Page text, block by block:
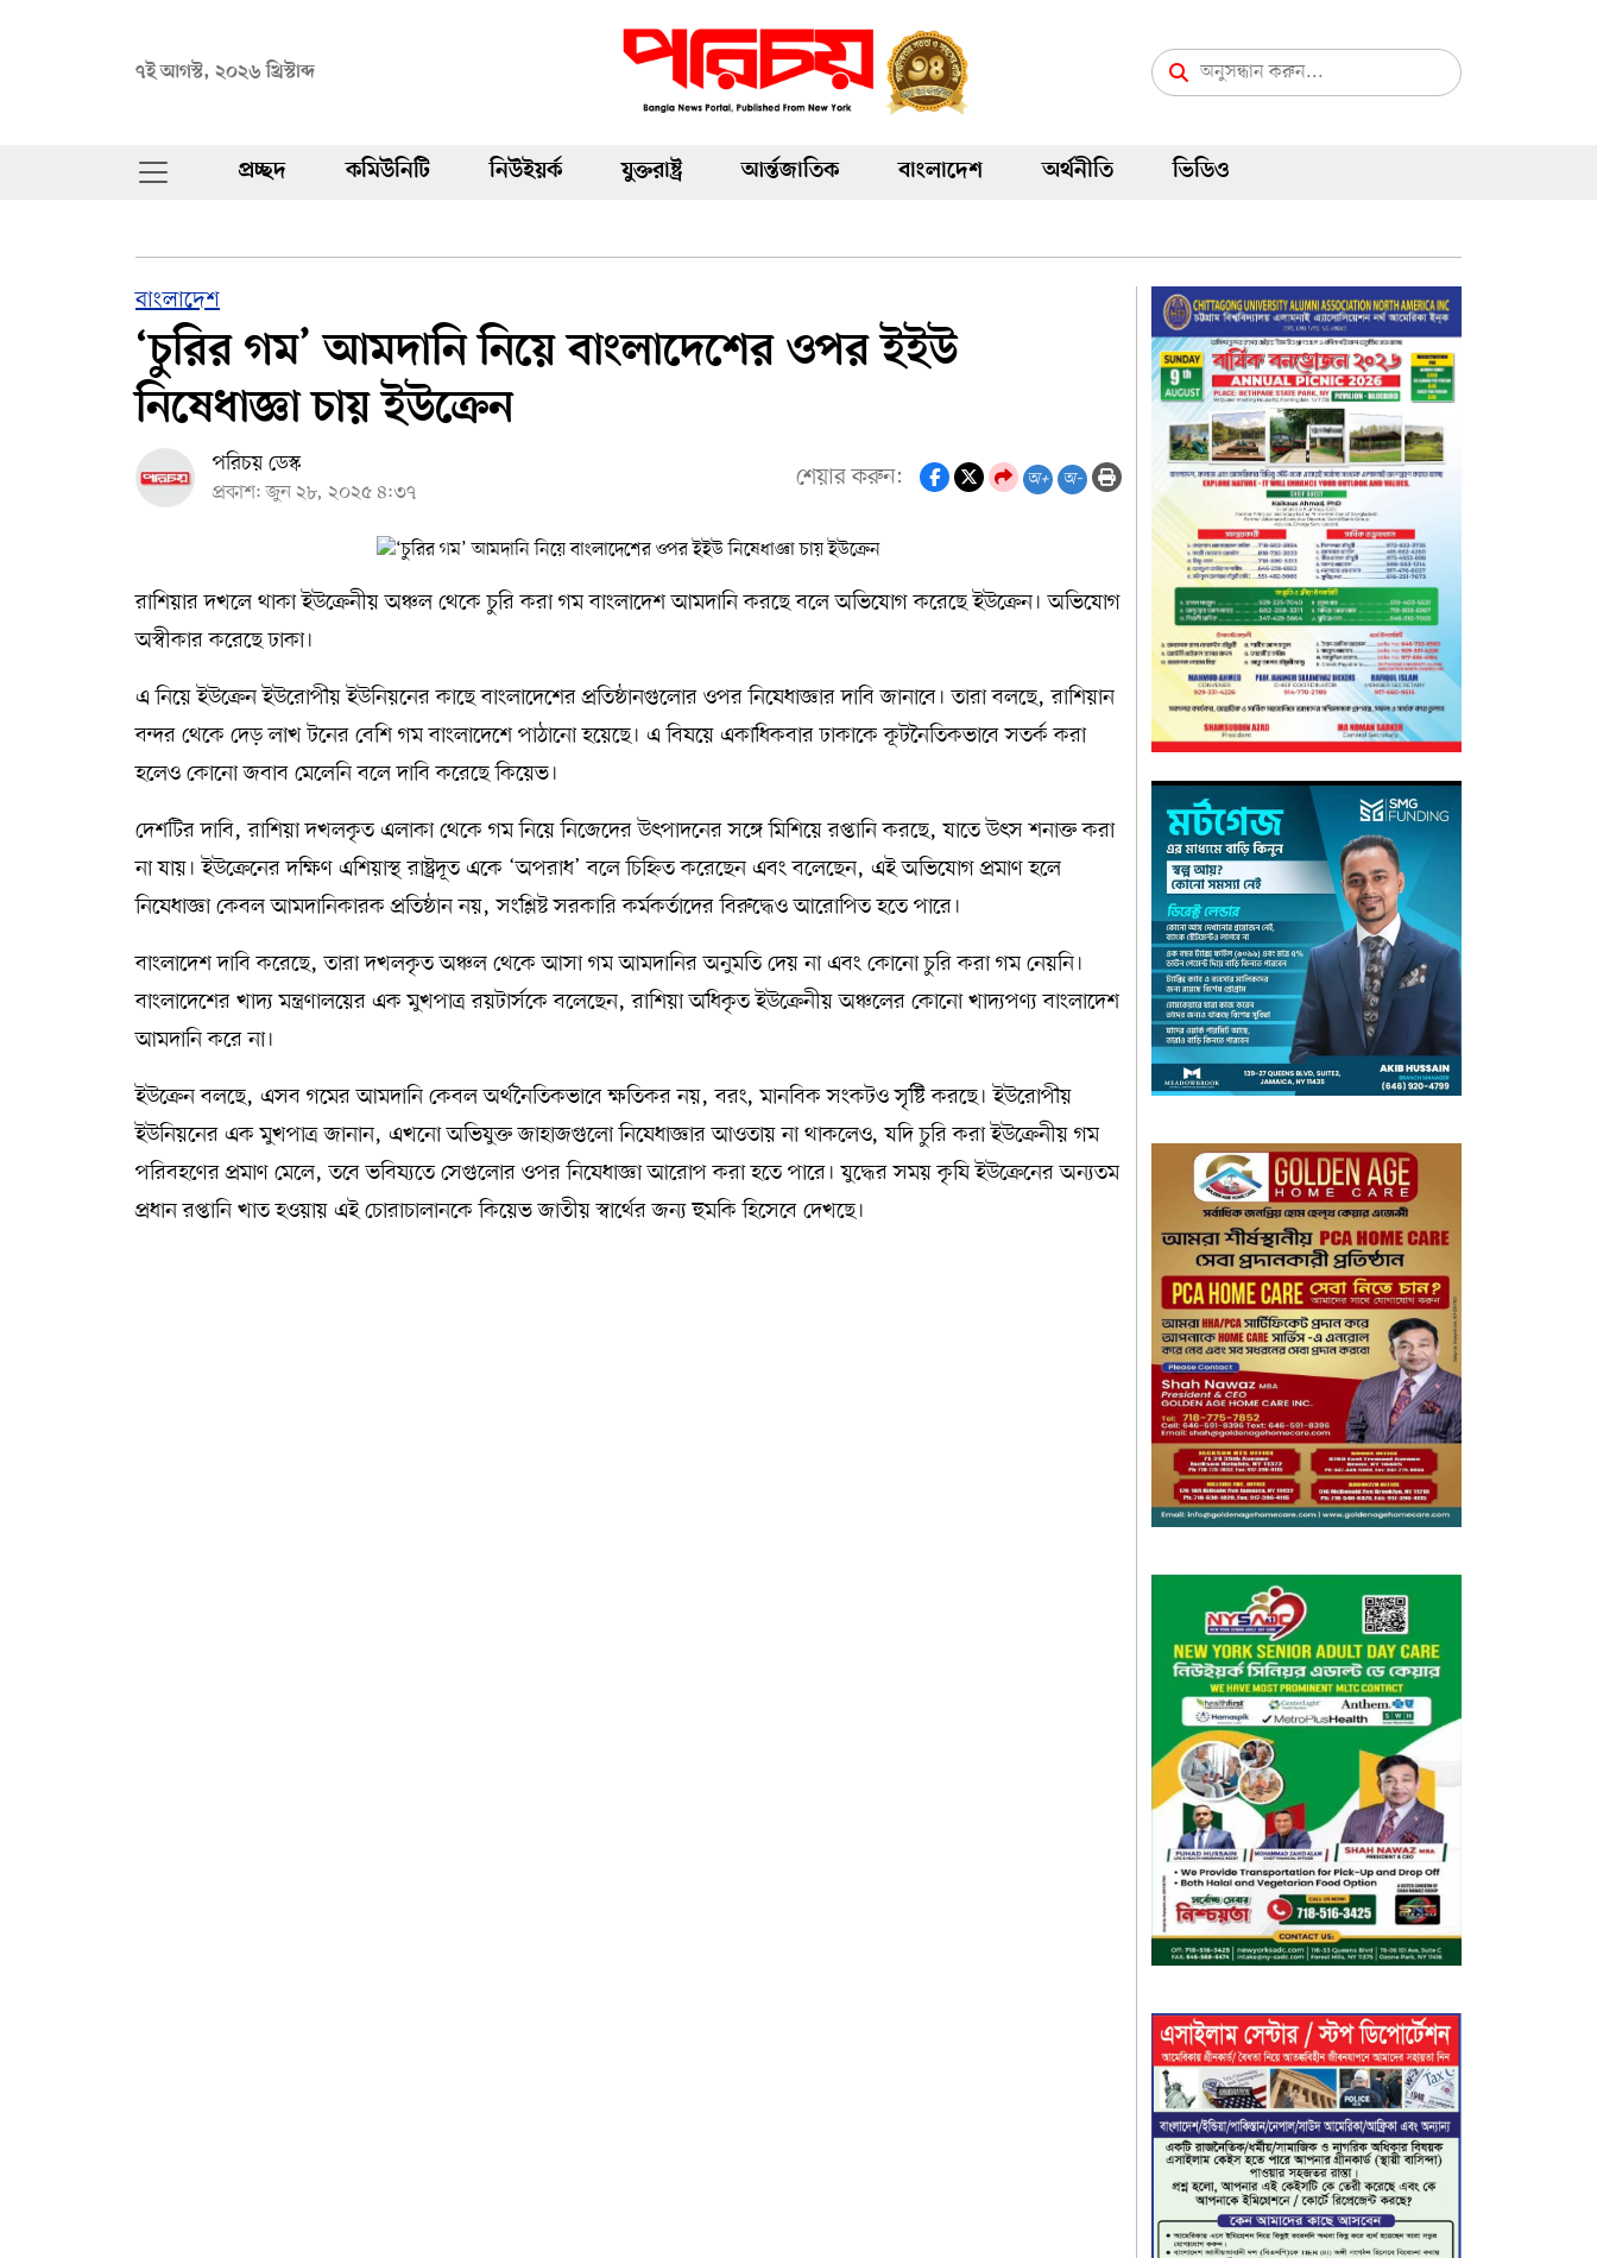
৭ই আগস্ট, ২০২৬ খ্রিস্টাব্দ
প্রচ্ছদ কমিউনিটি নিউইয়র্ক যুক্তরাষ্ট্র আর্ন্তজাতিক বাংলাদেশ অর্থনীতি ভিডিও
বাংলাদেশ
‘চুরির গম’ আমদানি নিয়ে বাংলাদেশের ওপর ইইউ
নিষেধাজ্ঞা চায় ইউক্রেন
পরিচয় ডেস্ক
প্রকাশ: জুন ২৮, ২০২৫ ৪:৩৭ শেয়ার করুন: অ+ অ-
রাশিয়ার দখলে থাকা ইউক্রেনীয় অঞ্চল থেকে চুরি করা গম বাংলাদেশ আমদানি করছে বলে অভিযোগ করেছে ইউক্রেন। অভিযোগ
অস্বীকার করেছে ঢাকা।
এ নিয়ে ইউক্রেন ইউরোপীয় ইউনিয়নের কাছে বাংলাদেশের প্রতিষ্ঠানগুলোর ওপর নিষেধাজ্ঞার দাবি জানাবে। তারা বলছে, রাশিয়ান
বন্দর থেকে দেড় লাখ টনের বেশি গম বাংলাদেশে পাঠানো হয়েছে। এ বিষয়ে একাধিকবার ঢাকাকে কূটনৈতিকভাবে সতর্ক করা
হলেও কোনো জবাব মেলেনি বলে দাবি করেছে কিয়েভ।
দেশটির দাবি, রাশিয়া দখলকৃত এলাকা থেকে গম নিয়ে নিজেদের উৎপাদনের সঙ্গে মিশিয়ে রপ্তানি করছে, যাতে উৎস শনাক্ত করা
না যায়। ইউক্রেনের দক্ষিণ এশিয়াস্থ রাষ্ট্রদূত একে ‘অপরাধ’ বলে চিহ্নিত করেছেন এবং বলেছেন, এই অভিযোগ প্রমাণ হলে
নিষেধাজ্ঞা কেবল আমদানিকারক প্রতিষ্ঠান নয়, সংশ্লিষ্ট সরকারি কর্মকর্তাদের বিরুদ্ধেও আরোপিত হতে পারে।
বাংলাদেশ দাবি করেছে, তারা দখলকৃত অঞ্চল থেকে আসা গম আমদানির অনুমতি দেয় না এবং কোনো চুরি করা গম নেয়নি।
বাংলাদেশের খাদ্য মন্ত্রণালয়ের এক মুখপাত্র রয়টার্সকে বলেছেন, রাশিয়া অধিকৃত ইউক্রেনীয় অঞ্চলের কোনো খাদ্যপণ্য বাংলাদেশ
আমদানি করে না।
ইউক্রেন বলছে, এসব গমের আমদানি কেবল অর্থনৈতিকভাবে ক্ষতিকর নয়, বরং, মানবিক সংকটও সৃষ্টি করছে। ইউরোপীয়
ইউনিয়নের এক মুখপাত্র জানান, এখনো অভিযুক্ত জাহাজগুলো নিষেধাজ্ঞার আওতায় না থাকলেও, যদি চুরি করা ইউক্রেনীয় গম
পরিবহণের প্রমাণ মেলে, তবে ভবিষ্যতে সেগুলোর ওপর নিষেধাজ্ঞা আরোপ করা হতে পারে। যুদ্ধের সময় কৃষি ইউক্রেনের অন্যতম
প্রধান রপ্তানি খাত হওয়ায় এই চোরাচালানকে কিয়েভ জাতীয় স্বার্থের জন্য হুমকি হিসেবে দেখছে।